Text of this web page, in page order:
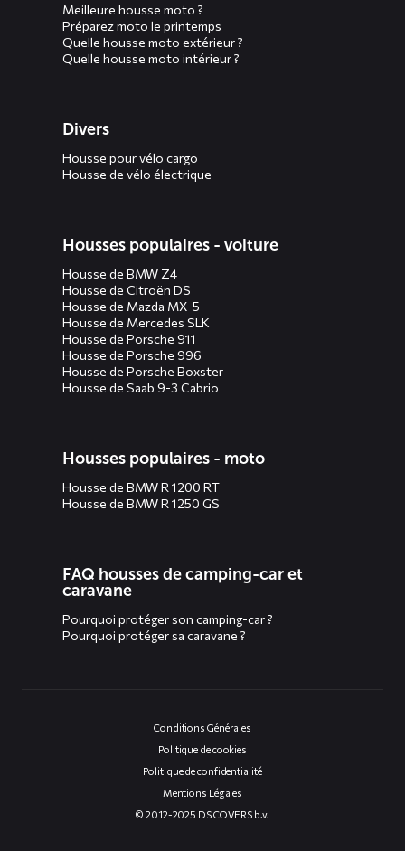
Meilleure housse moto ?
Préparez moto le printemps
Quelle housse moto extérieur ?
Quelle housse moto intérieur ?
Divers
Housse pour vélo cargo
Housse de vélo électrique
Housses populaires - voiture
Housse de BMW Z4
Housse de Citroën DS
Housse de Mazda MX-5
Housse de Mercedes SLK
Housse de Porsche 911
Housse de Porsche 996
Housse de Porsche Boxster
Housse de Saab 9-3 Cabrio
Housses populaires - moto
Housse de BMW R 1200 RT
Housse de BMW R 1250 GS
FAQ housses de camping-car et
caravane
Pourquoi protéger son camping-car ?
Pourquoi protéger sa caravane ?
Conditions Générales
Politique de cookies
Politique de confidentialité
Mentions Légales
© 2012-2025 DS COVERS b.v.